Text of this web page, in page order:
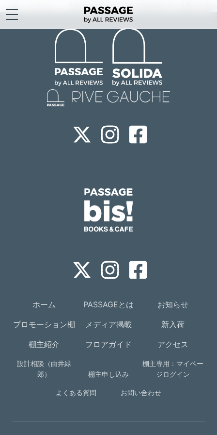
【RIVE GAUCHE】日仏学院休館に伴う休業のお知
ホーム PASSAGEとは お知らせ
プロモーション棚 メディア掲載 新入荷
棚主紹介 フロアガイド アクセス
設計相談（由井緑
郎）
棚主申し込み
棚主専用：マイペー
ジログイン
よくある質問 お問い合わせ